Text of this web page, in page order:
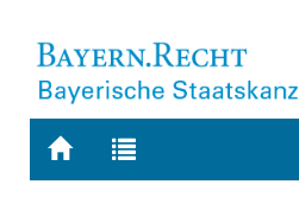
Zur
Zur